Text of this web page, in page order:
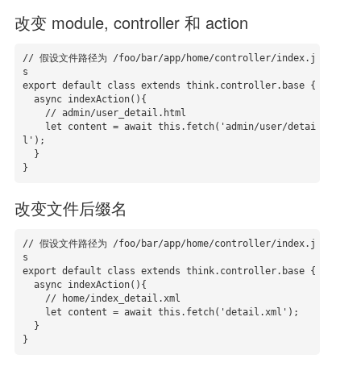
改变 module, controller 和 action
// 假设文件路径为 /foo/bar/app/home/controller/index.j
s
export default class extends think.controller.base {
l');
}
改变文件后缀名
// 假设文件路径为 /foo/bar/app/home/controller/index.j
s
export default class extends think.controller.base {
}